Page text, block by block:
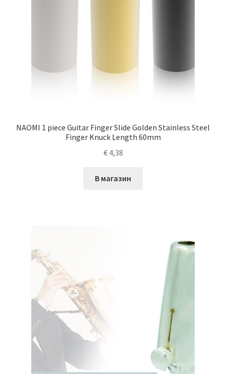
NAOMI 1 piece Guitar Finger Slide Golden Stainless Steel
Finger Knuck Length 60mm
€4,38
В магазин